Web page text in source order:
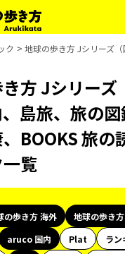
ク 地球の歩き方 Jシリーズ
方 Jシリー
島旅、旅の
BOOKS 旅の
覧
の歩き方 海外
地球の歩き方
aruco 国内 Plat
ラン